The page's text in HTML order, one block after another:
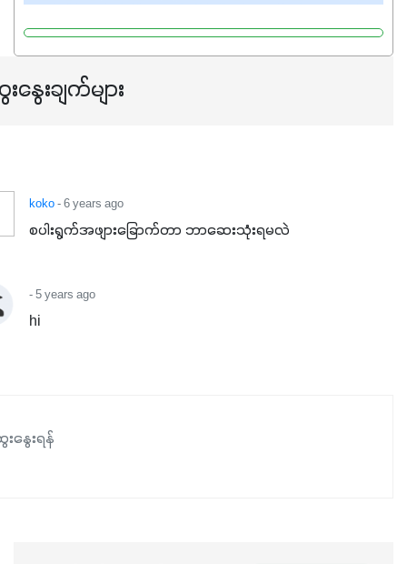
နွေးချက်များ
koko- 6 years ago
စပါးရွက်အဖျားခြောက်တာ ဘာဆေးသုံးရမလဲ
- 5 years ago
hi
နွေးရန်